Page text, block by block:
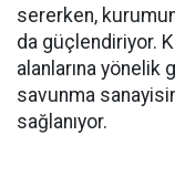
sererken,
da güçlendiriyor.
alanlarına yönelik
savunma
sağlanıyor.